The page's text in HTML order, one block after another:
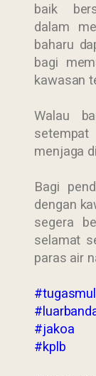
baik
dalam
baharu
bagi
kawasan
Walau
menjaga
Bagi
dengan
segera
selamat
paras air
#jakoa
#kplb